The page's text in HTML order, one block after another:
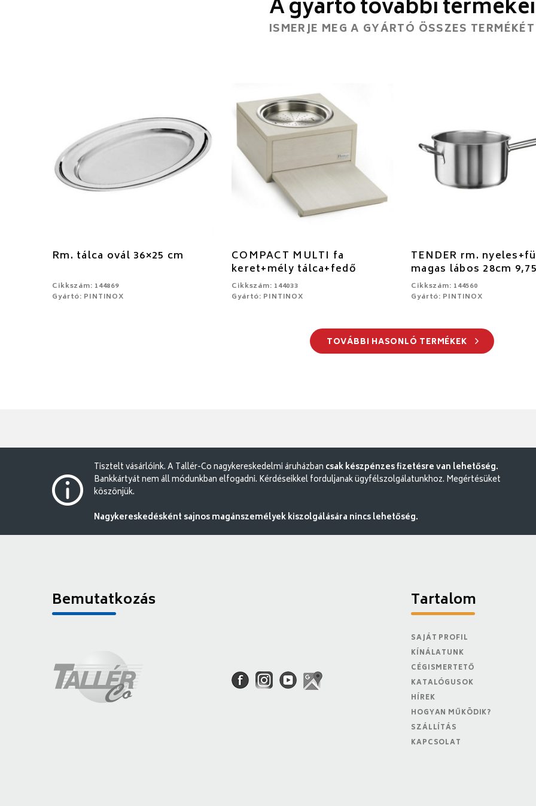
A gyártó további termékei
ISMERJE MEG A GYÁRTÓ ÖSSZES TERMÉKÉT
Rm. tálca ovál 36×25 cm
Cikkszám: 144869
Gyártó: PINTINOX
COMPACT MULTI fa
keret+mély tálca+fedő
Cikkszám: 144033
Gyártó: PINTINOX
TENDER rm.
magas lábos 28cm
Cikkszám: 144560
Gyártó: PINTINOX
TOVÁBBI HASONLÓ TERMÉKEK
Tisztelt vásárlóink. A Tallér-Co nagykereskedelmi áruházban csak készpénzes fizetésre van lehetőség.
Bankkártyát nem áll módunkban elfogadni. Kérdéseikkel forduljanak ügyfélszolgálatunkhoz. Megértésüket
köszönjük.
Nagykereskedésként sajnos magánszemélyek kiszolgálására nincs lehetőség.
Bemutatkozás Tartalom
SAJÁT PROFIL
KÍNÁLATUNK
CÉGISMERTETŐ
KATALÓGUSOK
HÍREK
HOGYAN MŰKÖDIK?
SZÁLLÍTÁS
KAPCSOLAT